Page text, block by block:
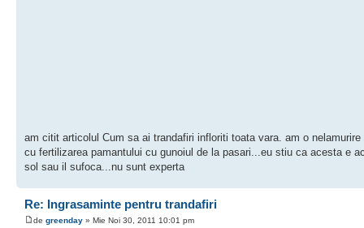
am citit articolul Cum sa ai trandafiri infloriti toata vara. am o nelamurire
cu fertilizarea pamantului cu gunoiul de la pasari...eu stiu ca acesta e
sol sau il sufoca...nu sunt experta
Re: Ingrasaminte pentru trandafiri
de greenday » Mie Noi 30, 2011 10:01 pm